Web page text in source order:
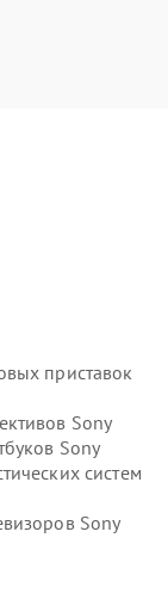
приставок
Sony
Sony
систем
Sony